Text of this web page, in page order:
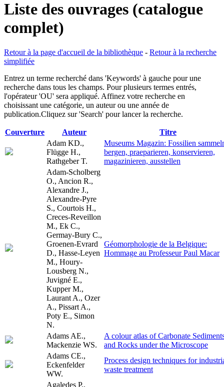
Liste des ouvrages (catalogue
complet)
Retour à la page d'accueil de la bibliothèque - Retour à la recherche
simplifiée
Entrez un terme recherché dans 'Keywords' à gauche pour une
recherche dans tous les champs. Pour plusieurs termes entrés,
l'opérateur 'OU' sera appliqué. Affinez votre recherche en
choisissant une catégorie, un auteur ou une année de
publication.Cliquez sur 'Search' pour lancer la recherche.
Couverture Auteur
Titre
Adam KD.,
Flügge H.,
Rathgeber T.
Museums Magazin: Fossilien
bergen, praeparieren, konservieren,
magazinieren, ausstellen
Adam-Scholberg
O., Ancion R.,
Alexandre J.,
Alexandre-Pyre
S., Courtois H.,
Creces-Reveillon
M., Ek C.,
Germay-Bury C.,
Groenen-Evrard
D., Hasse-Leyen
M., Houry-
Lousberg N.,
Juvigné E.,
Kupper M.,
Laurant A., Ozer
A., Pissart A.,
Poty E., Simon
N.
Géomorphologie de la Belgique:
Hommage au Professeur Paul Macar
Adams AE.,
Mackenzie WS.
A colour atlas of Carbonate
and Rocks under the Microscope
Adams CE.,
Eckenfelder
WW.
Process design techniques for
waste treatment
Agaledes P.,